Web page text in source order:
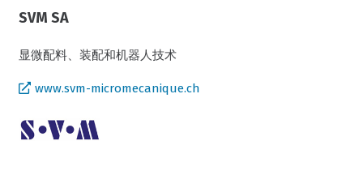
SVM SA
显微配料、装配和机器人技术
www.svm-micromecanique.ch